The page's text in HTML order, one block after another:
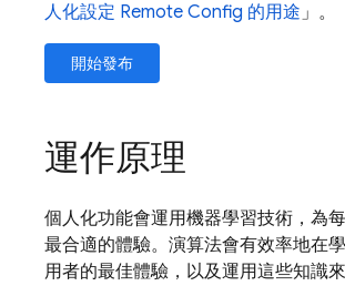
人化設定 Remote Config 的用途」。
開始發布
運作原理
個人化功能會運用機器學習技術，為
最合適的體驗。演算法會有效率地在
用者的最佳體驗，以及運用這些知識